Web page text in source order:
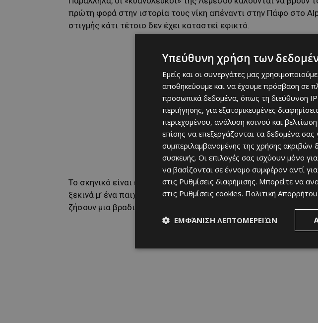
πρώτη φορά στην ιστορία τους νίκη απέναντι στην Πάφο στο
στιγμής κάτι τέτοιο δεν έχει καταστεί εφικτό.
Το σκηνικό είναι έτοιμο. Ο κόσμος επιστρέφει, η ομάδα
ξεκινά μ’ ένα παιχνίδι που μπορεί να αποδειχθεί κομβικό. Όλα
ζήσουν μια βραδιά με παλμό, ένταση και πίστη για το πρώτο
Υπεύθυνη χρήση των
Εμείς και οι συνεργάτες μας
αποθηκεύουμε και να έχουμε πρόσβαση σε
προσωπικά δεδομένα, όπως τη διεύθυνση
περιήγησης, για εξατομικευμένες
περιεχομένου, ανάλυση κοινού και
επίσης να επεξεργάζονται τα δεδομένα
συμπεριλαμβανομένης της χρήσης ακριβών
συσκευής. Οι επιλογές σας ισχύουν μόνο
να βασίζονται σε έννομο συμφέρον αντί
στις Ρυθμίσεις διαφήμισης. Μπορείτε να
στις Ρυθμίσεις cookies. Πολιτική Απορρήτου
ΕΜΦΆΝΙΣΗ ΛΕΠΤΟΜΕΡΕΙΏΝ